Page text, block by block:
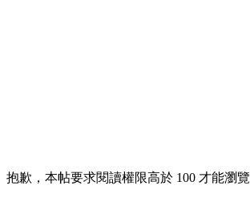
抱歉，本帖要求閱讀權限高於 100 才能瀏覽